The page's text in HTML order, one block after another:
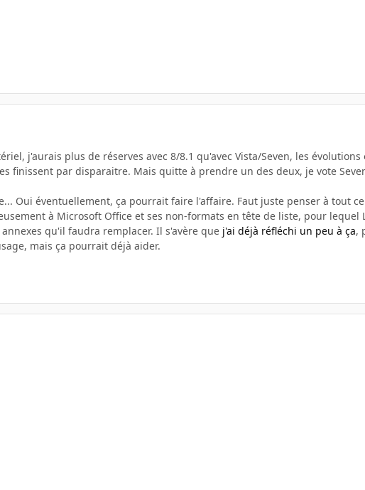
j'aurais plus de réserves avec 8/8.1 qu'avec Vista/Seven, les
finissent par disparaitre. Mais quitte à prendre un des deux, je vote
Oui éventuellement, ça pourrait faire l'affaire. Faut juste penser à tout
à Microsoft Office et ses non-formats en tête de liste, pour lequel
qu'il faudra remplacer. Il s'avère que j'ai déjà réfléchi un peu à ça,
mais ça pourrait déjà aider.